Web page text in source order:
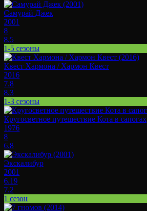
Самурай Джек
2001
8
8.5
1-5 сезоны
Квест Хармона / Хармон Квест
2016
7.8
8.3
1-3 сезоны
Кругосветное путешествие Кота в сапогах
1976
8
6.8
Экскалибур
2001
6.19
7.2
1 сезон